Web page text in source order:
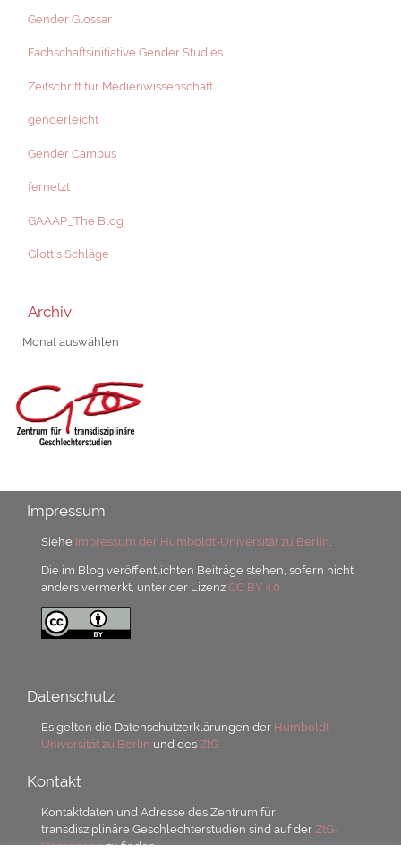
Gender Glossar
Fachschaftsinitiative Gender Studies
Zeitschrift für Medienwissenschaft
genderleicht
Gender Campus
fernetzt
GAAAP_The Blog
Glottis Schläge
Archiv
Archiv
Impressum
Siehe Impressum der Humboldt-Universität zu Berlin
Die im Blog veröffentlichten Beiträge stehen, sofern nicht
anders vermerkt, unter der LizenzCC BY 4.0.
Datenschutz
Es gelten die Datenschutzerklärungen der Humboldt-
Universität zu Berlin und desZtG.
Kontakt
Kontaktdaten und Adresse des Zentrum für
transdisziplinäre Geschlechterstudien sind auf derZtG-
Homepagezu finden.